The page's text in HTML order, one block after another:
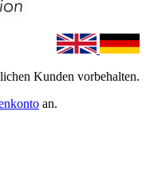
Kunden vorbehalten.
an.